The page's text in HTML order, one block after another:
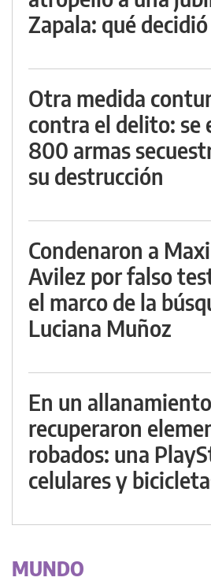
Zapala: qué
Otra medida
contra el delito: se
800 armas
su destrucción
Condenaron a
Avilez por falso
el marco de la
Luciana Muñoz
En un allanamiento
recuperaron
robados: una
celulares y
MUNDO